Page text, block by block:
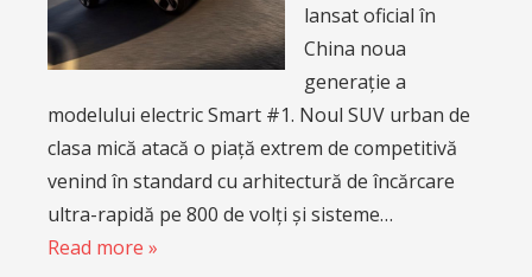
lansat oficial în
China noua
generație a
modelului electric Smart #1. Noul SUV urban de
clasa mică atacă o piață extrem de competitivă
venind în standard cu arhitectură de încărcare
ultra-rapidă pe 800 de volți și sisteme…
Read more »